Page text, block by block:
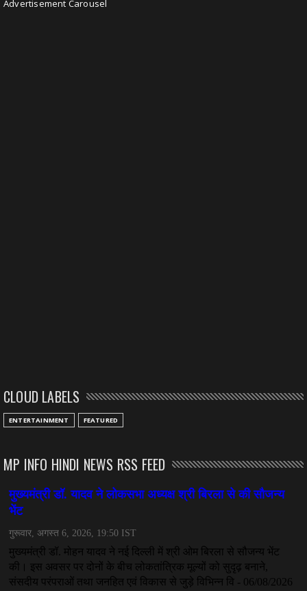
Advertisement Carousel
CLOUD LABELS
ENTERTAINMENT FEATURED
MP INFO HINDI NEWS RSS FEED